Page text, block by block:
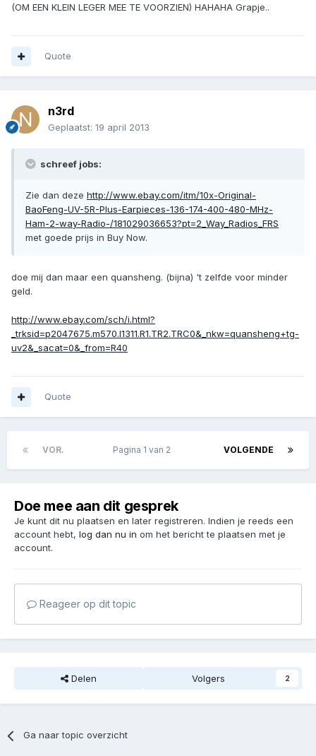
(OM EEN KLEIN LEGER MEE TE VOORZIEN) HAHAHA Grapje..
Quote
n3rd
Geplaatst: 19 april 2013
schreef jobs:
Zie dan deze http://www.ebay.com/itm/10x-Original-
BaoFeng-UV-5R-Plus-Earpieces-136-174-400-480-MHz-
Ham-2-way-Radio-/181029036653?pt=2_Way_Radios_FRS
met goede prijs in Buy Now.
doe mij dan maar een quansheng. (bijna) 't zelfde voor minder
geld.
http://www.ebay.com/sch/i.html?
_trksid=p2047675.m570.l1311.R1.TR2.TRC0&_nkw=quansheng+tg-
uv2&_sacat=0&_from=R40
Quote
VOR. VOLGENDE
Pagina 1 van 2
Doe mee aan dit gesprek
Je kunt dit nu plaatsen en later registreren. Indien je reeds een
account hebt, log dan nu in om het bericht te plaatsen met je
account.
Reageer op dit topic
Delen Volgers 2
Ga naar topic overzicht